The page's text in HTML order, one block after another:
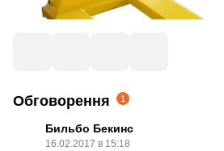
Обговорення 1
Бильбо Бекинс
16.02.2017 в 15:18